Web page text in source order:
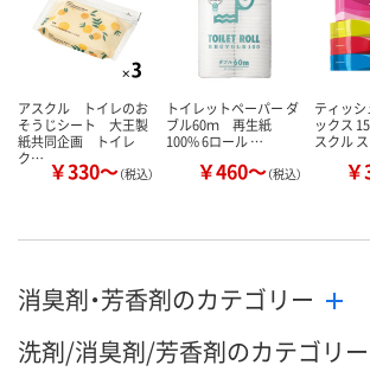
アスクル トイレのお
そうじシート 大王製
紙共同企画 トイレ
ク… ￥330～（税込）
トイレットペーパー ダ
ブル60ｍ 再生紙
100% 6ロール …
￥460～（税込）
ティッ
ックス
スクル
消臭剤・芳香剤のカテゴリー
洗剤/消臭剤/芳香剤のカテゴリー